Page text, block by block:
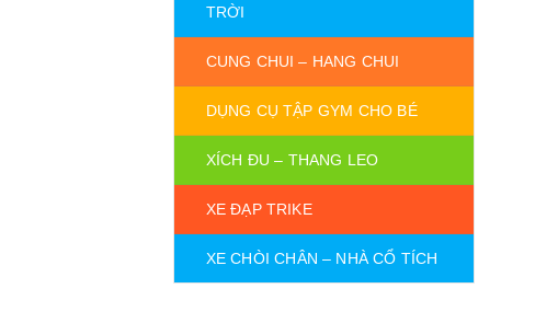
TRỜI
CUNG CHUI – HANG CHUI
DỤNG CỤ TẬP GYM CHO BÉ
XÍCH ĐU – THANG LEO
XE ĐẠP TRIKE
XE CHÒI CHÂN – NHÀ CỔ TÍCH